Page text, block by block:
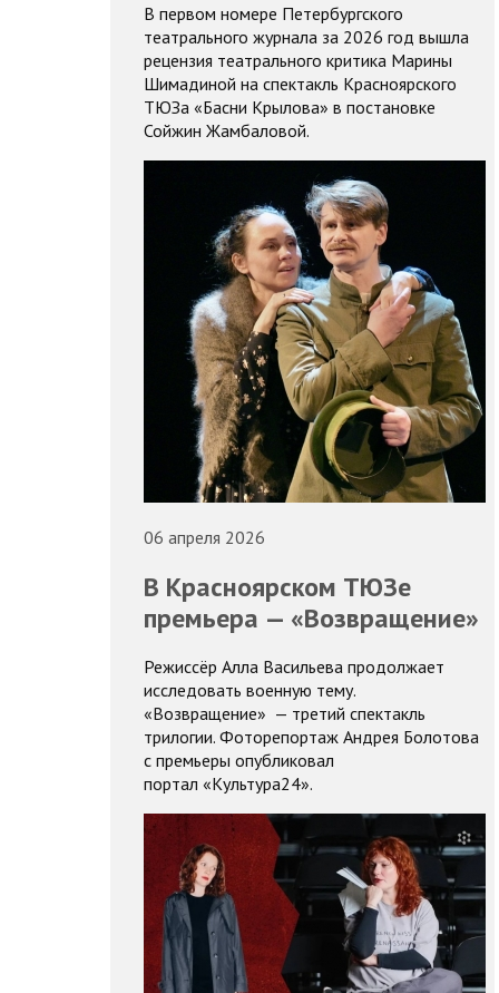
В первом номере Петербургского
театрального журнала за 2026 год вышла
рецензия театрального критика Марины
Шимадиной на спектакль Красноярского
ТЮЗа «Басни Крылова» в постановке
Сойжин Жамбаловой.
06 апреля 2026
В Красноярском ТЮЗе
премьера — «Возвращение»
Режиссёр Алла Васильева продолжает
исследовать военную тему.
«Возвращение» — третий спектакль
трилогии. Фоторепортаж Андрея Болотова
с премьеры опубликовал
портал «Культура24».